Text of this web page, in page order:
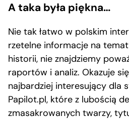
A taka była piękna…
Nie tak łatwo w polskim
rzetelne informacje na
historii, nie znajdziemy
raportów i analiz. Okazuje
najbardziej interesujący dla
Papilot.pl, które z lubością
zmasakrowanych twarzy,